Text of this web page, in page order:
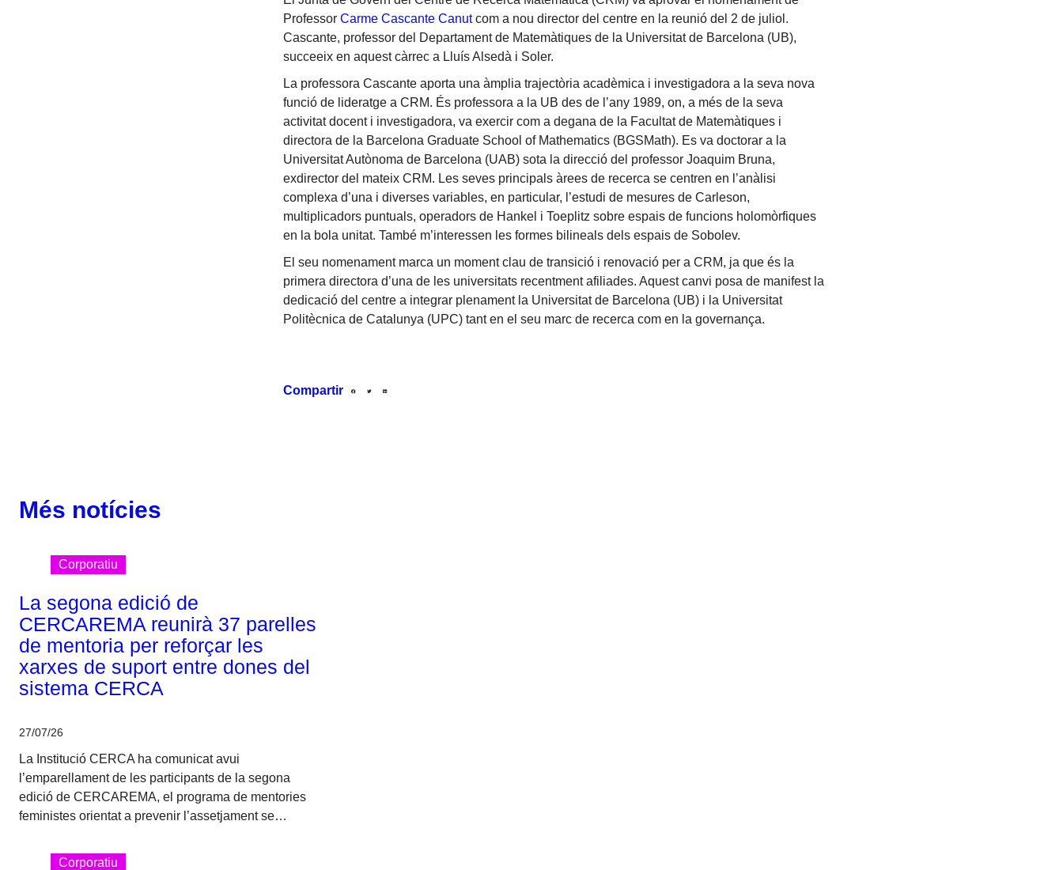
Professor Carme Cascante Canutcom a nou director del centre en la reunió del 2 de juliol.
Cascante, professor del Departament de Matemàtiques de la Universitat de Barcelona (UB),
succeeix en aquest càrrec a Lluís Alsedà i Soler.
La professora Cascante aporta una àmplia trajectòria acadèmica i investigadora a la seva nova
funció de lideratge a CRM. És professora a la UB des de l’any 1989, on, a més de la seva
activitat docent i investigadora, va exercir com a degana de la Facultat de Matemàtiques i
directora de la Barcelona Graduate School of Mathematics (BGSMath). Es va doctorar a la
Universitat Autònoma de Barcelona (UAB) sota la direcció del professor Joaquim Bruna,
exdirector del mateix CRM. Les seves principals àrees de recerca se centren en l’anàlisi
complexa d’una i diverses variables, en particular, l’estudi de mesures de Carleson,
multiplicadors puntuals, operadors de Hankel i Toeplitz sobre espais de funcions holomòrfiques
en la bola unitat. També m’interessen les formes bilineals dels espais de Sobolev.
El seu nomenament marca un moment clau de transició i renovació per a CRM, ja que és la
primera directora d’una de les universitats recentment afiliades. Aquest canvi posa de manifest la
dedicació del centre a integrar plenament la Universitat de Barcelona (UB) i la Universitat
Politècnica de Catalunya (UPC) tant en el seu marc de recerca com en la governança.
Compartir
Més notícies
Corporatiu
La segona edició de
CERCAREMA reunirà 37 parelles
de mentoria per reforçar les
xarxes de suport entre dones del
sistema CERCA
27/07/26
La Institució CERCA ha comunicat avui
l’emparellament de les participants de la segona
edició de CERCAREMA, el programa de mentories
feministes orientat a prevenir l’assetjament se…
Corporatiu